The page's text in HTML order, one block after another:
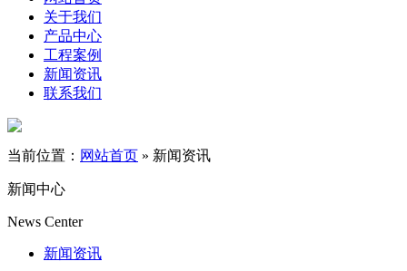
关于我们
产品中心
工程案例
新闻资讯
联系我们
当前位置： 网站首页 » 新闻资讯
新闻中心
News Center
新闻资讯